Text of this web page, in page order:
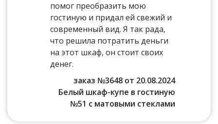
помог преобразить мою
гостиную и придал ей свежий и
современный вид. Я так рада,
что решила потратить деньги
на этот шкаф, он стоит своих
денег.
заказ №3648 от 20.08.2024
Белый шкаф-купе в гостиную
№51 с матовыми стеклами